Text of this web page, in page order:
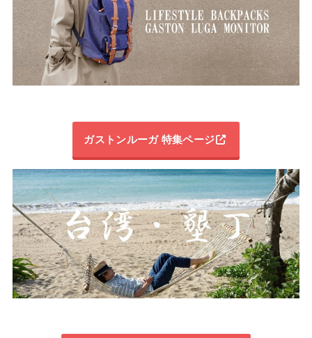
ガストンルーガ 特集ページ